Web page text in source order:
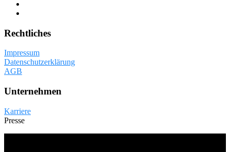
Rechtliches
Impressum
Datenschutzerklärung
AGB
Unternehmen
Karriere
Presse